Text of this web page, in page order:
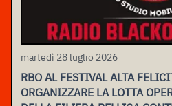
martedì 28 luglio 2026
RBO AL FESTIVAL ALTA
ORGANIZZARE LA LOTTA